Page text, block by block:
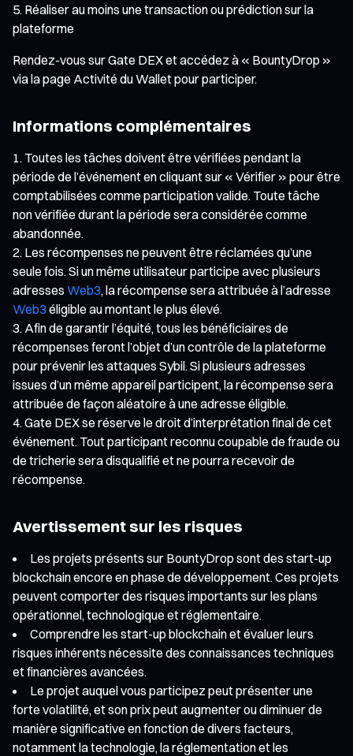
Réaliser au moins une transaction ou prédiction sur la
plateforme
Rendez-vous sur Gate DEX et accédez à « BountyDrop »
via la page Activité du Wallet pour participer.
Informations complémentaires
Toutes les tâches doivent être vérifiées pendant la
période de l’événement en cliquant sur « Vérifier » pour être
comptabilisées comme participation valide. Toute tâche
non vérifiée durant la période sera considérée comme
abandonnée.
Les récompenses ne peuvent être réclamées qu’une
seule fois. Si un même utilisateur participe avec plusieurs
adresses Web3, la récompense sera attribuée à l’adresse
Web3 éligible au montant le plus élevé.
Afin de garantir l’équité, tous les bénéficiaires de
récompenses feront l’objet d’un contrôle de la plateforme
pour prévenir les attaques Sybil. Si plusieurs adresses
issues d’un même appareil participent, la récompense sera
attribuée de façon aléatoire à une adresse éligible.
Gate DEX se réserve le droit d’interprétation final de cet
événement. Tout participant reconnu coupable de fraude ou
de tricherie sera disqualifié et ne pourra recevoir de
récompense.
Avertissement sur les risques
Les projets présents sur BountyDrop sont des start-up
blockchain encore en phase de développement. Ces projets
peuvent comporter des risques importants sur les plans
opérationnel, technologique et réglementaire.
Comprendre les start-up blockchain et évaluer leurs
risques inhérents nécessite des connaissances techniques
et financières avancées.
Le projet auquel vous participez peut présenter une
forte volatilité, et son prix peut augmenter ou diminuer de
manière significative en fonction de divers facteurs,
notamment la technologie, la réglementation et les